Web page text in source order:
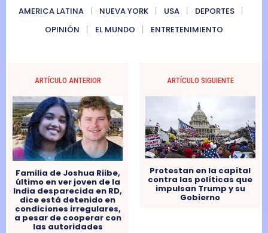
AMERICA LATINA NUEVA YORK USA
DEPORTES
OPINIÓN
EL MUNDO ENTRETENIMIENTO
ARTÍCULO ANTERIOR
Familia de Joshua Riibe,
último en ver joven de la
India desparecida en RD,
dice está detenido en
condiciones irregulares,
a pesar de cooperar con
las autoridades
ARTÍCULO SIGUIENTE
Protestan en la capital
contra las políticas que
impulsan Trump y su
Gobierno